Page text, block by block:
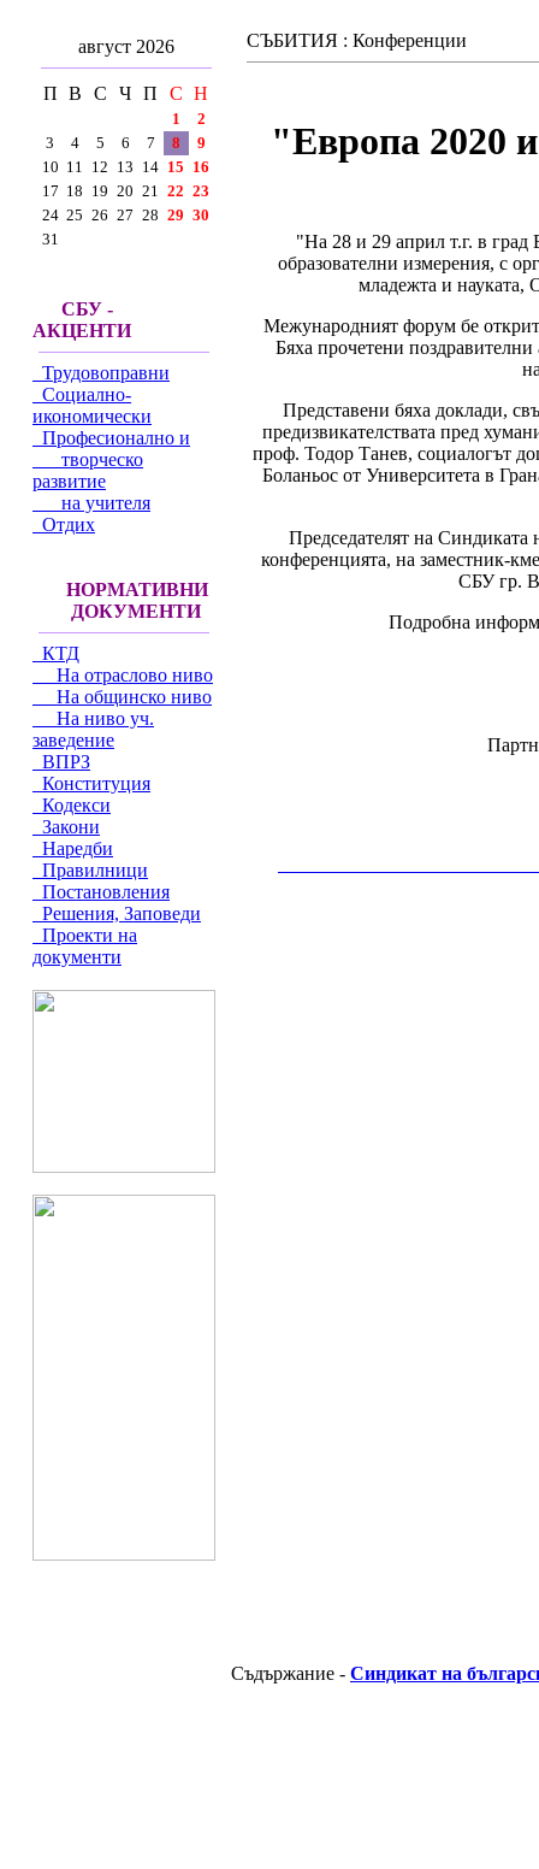
август 2026
П В С Ч П С Н
1
2
3
4 5 6 7 8
9
10 11 12 13 14 15 16
17 18 19 20 21 22 23
24 25 26 27 28 29 30
31
СБУ -
АКЦЕНТИ
Трудовоправни
Социално-
икономически
Професионално и
творческо
развитие
на учителя
Отдих
НОРМАТИВНИ
ДОКУМЕНТИ
КТД
На отраслово ниво
На общинско ниво
На ниво уч.
заведение
ВПРЗ
Конституция
Кодекси
Закони
Наредби
Правилници
Постановления
Решения, Заповеди
Проекти на
документи
СЪБИТИЯ : Конференции
"Европа 2020
"На 28 и 29 април т.г. в град
образователни измерения, с
младежта и науката,
Межународният форум бе
Бяха прочетени
Представени бяха доклади,
предизвикателствата пред
проф. Тодор Танев, социалогът
Боланьос от Университета в
Председателят на Синдиката
конференцията, на заместник-
СБУ гр.
Подробна
Съдържание - Синдикат на